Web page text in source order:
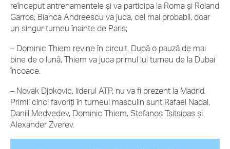
reînceput antrenamentele și va participa la Roma și Roland
Garros; Bianca Andreescu va juca, cel mai probabil, doar
un singur turneu înainte de Paris;
– Dominic Thiem revine în circuit. După o pauză de mai
bine de o lună, Thiem va juca primul lui turneu de la Dubai
încoace.
– Novak Djokovic, liderul ATP, nu va fi prezent la Madrid.
Primii cinci favoriți în turneul masculin sunt Rafael Nadal,
Daniil Medvedev, Dominic Thiem, Stefanos Tsitsipas și
Alexander Zverev.